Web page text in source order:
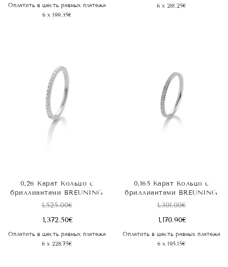
Оплатить в шесть равных платежа
6 x 199.35€
6 x 281.25€
0,26 Карат Kольцо с
бриллиантами BREUNING
1,525.00€
1,372.50€
Оплатить в шесть равных платежа
6 x 228.75€
0,165 Карат Kольцо с
бриллиантами BREUNING
1,301.00€
1,170.90€
Оплатить в шесть равных платежа
6 x 195.15€